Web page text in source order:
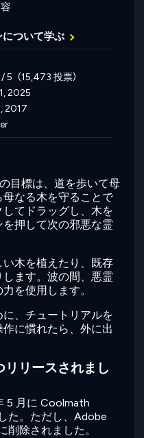
ついて学ぶ
5 (15,473 投票)
2025
2017
目標は、道を歩いて母
なる木を守ることで
てドラッグし、木を
押して次の邪悪な霊
木を植えたり、既存
ます。波の間、悪霊
を使用します。
、チュートリアルを
に慣れたら、外に出
リースされまし
5 月に Coolmath
た。ただし、Adobe
削除されました。